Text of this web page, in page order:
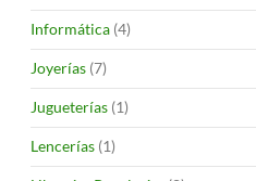
Informática (4)
Joyerías (7)
Jugueterías (1)
Lencerías (1)